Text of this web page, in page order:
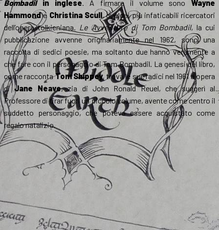
Bombadil in inglese. A firmare il volume sono Wayne
Hammonde Christina Scull, due dei più infaticabili ricercatori
dell’opera tolkieniana. Le Avventure di Tom Bombadil, la cui
pubblicazione avvenne originariamente nel 1962, sono una
raccolta di sedici poesie, ma soltanto due hanno veramente a
che fare con il personaggio di Tom Bombadil. La genesi del libro,
come raccontaTom Shippey, trova le sue radici nel 1961 a opera
diJane Neave, zia di John Ronald Reuel, che suggerì al
Professore di tirar fuori un piccolo volume, avente come centro il
suddetto personaggio, che poteva essere acquistato come
regalo natalizio.